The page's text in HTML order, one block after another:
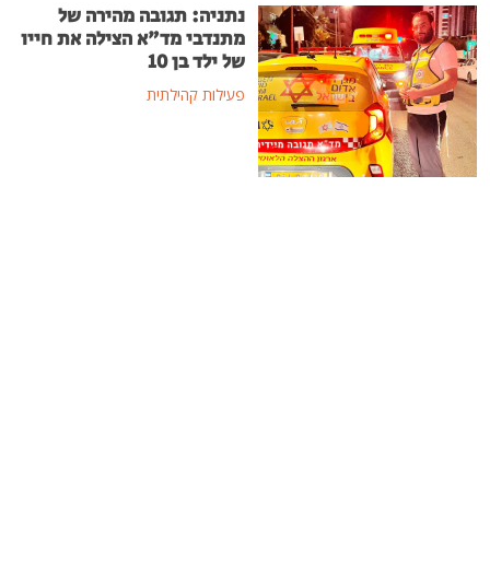
נתניה: תגובה מהירה של
מתנדבי מד"א הצילה את חייו
של ילד בן 10
פעילות קהילתית